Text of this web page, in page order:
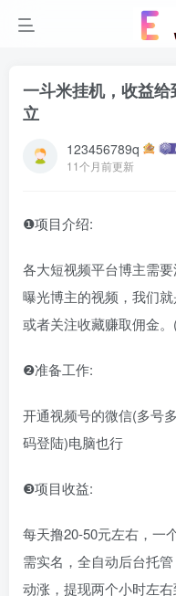
一斗米挂机，收益
立
123456789q
11个月前更新
❶项目介绍:
各大短视频平台博主需
曝光博主的视频，我们
或者关注收藏赚取佣金
❷准备工作:
开通视频号的微信(多号
码登陆)电脑也行
❸项目收益:
每天撸20-50元左右，一
需实名，全自动后台托
动涨，提现两个小时左